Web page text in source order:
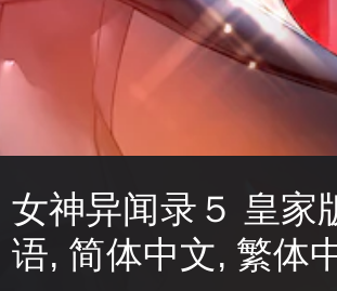
女神异闻录５ 皇家
语, 简体中文, 繁体